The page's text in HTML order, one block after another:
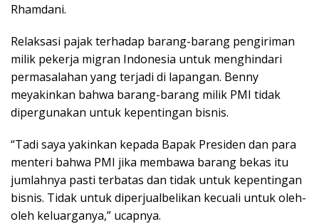
Rhamdani.
Relaksasi pajak terhadap barang-barang pengiriman
milik pekerja migran Indonesia untuk menghindari
permasalahan yang terjadi di lapangan. Benny
meyakinkan bahwa barang-barang milik PMI tidak
dipergunakan untuk kepentingan bisnis.
“Tadi saya yakinkan kepada Bapak Presiden dan para
menteri bahwa PMI jika membawa barang bekas itu
jumlahnya pasti terbatas dan tidak untuk kepentingan
bisnis. Tidak untuk diperjualbelikan kecuali untuk oleh-
oleh keluarganya,” ucapnya.